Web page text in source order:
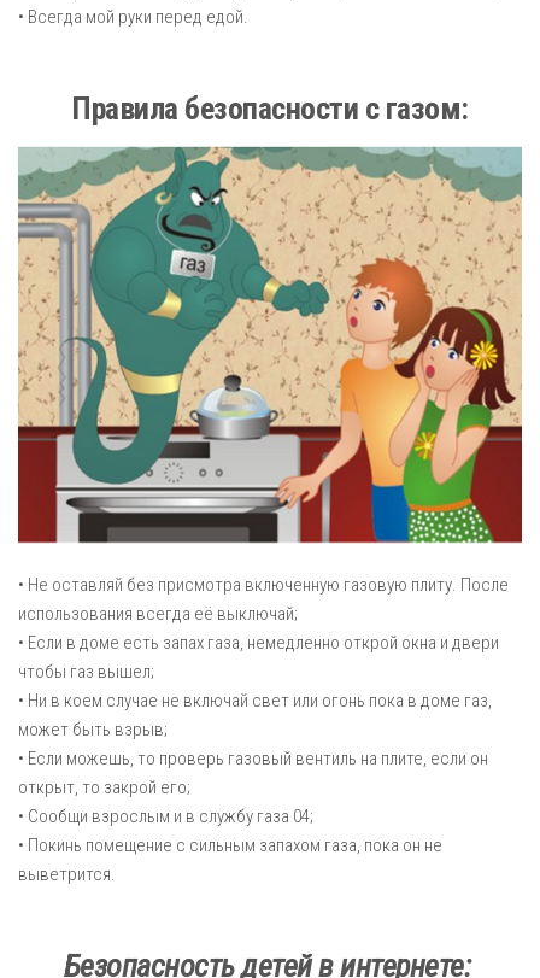
• Всегда мой руки перед едой.
Правила безопасности с газом:
• Не оставляй без присмотра включенную газовую плиту. После
использования всегда её выключай;
• Если в доме есть запах газа, немедленно открой окна и двери
чтобы газ вышел;
• Ни в коем случае не включай свет или огонь пока в доме газ,
может быть взрыв;
• Если можешь, то проверь газовый вентиль на плите, если он
открыт, то закрой его;
• Сообщи взрослым и в службу газа 04;
• Покинь помещение с сильным запахом газа, пока он не
выветрится.
Безопасность детей в интернете: